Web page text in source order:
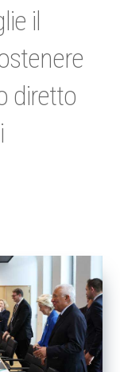
il
diretto